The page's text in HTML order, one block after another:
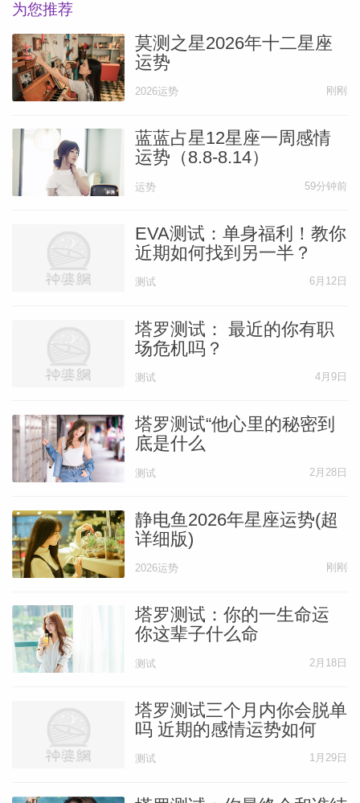
为您推荐
莫测之星2026年十二星座
运势
2026运势 刚刚
蓝蓝占星12星座一周感情
运势（8.8-8.14）
运势 59分钟前
EVA测试：单身福利！教你
近期如何找到另一半？
测试 6月12日
塔罗测试： 最近的你有职
场危机吗？
测试 4月9日
塔罗测试“他心里的秘密到
底是什么
测试 2月28日
静电鱼2026年星座运势(超
详细版)
2026运势 刚刚
塔罗测试：你的一生命运
你这辈子什么命
测试 2月18日
塔罗测试三个月内你会脱单
吗 近期的感情运势如何
测试 1月29日